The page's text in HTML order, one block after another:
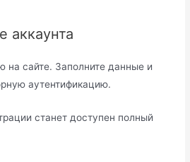
аккаунта
на сайте. Заполните данные и
аутентификацию.
станет доступен полный